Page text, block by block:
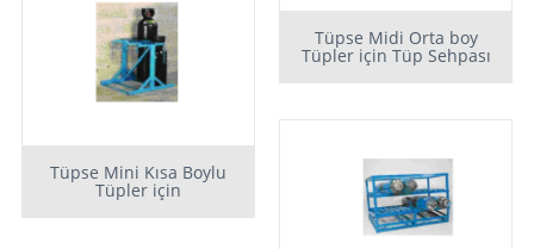
Tüpse Midi Orta boy
Tüpler için Tüp Sehpası
Tüpse Mini Kısa Boylu
Tüpler için